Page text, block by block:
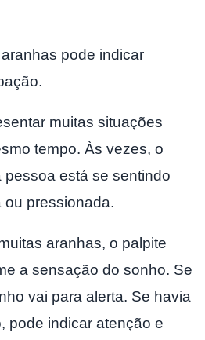
pode indicar
muitas situações
tempo. Às vezes, o
está se sentindo
pressionada.
aranhas, o palpite
a sensação do sonho. Se
vai para alerta. Se havia
pode indicar atenção e